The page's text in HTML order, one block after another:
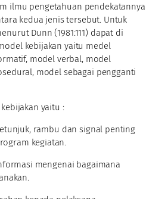
ilmu pengetahuan pendekatannya
kedua jenis tersebut. Untuk
Dunn (1981:111) dapat di
kebijakan yaitu medel
model verbal, model
model sebagai pengganti
yaitu :
rambu dan signal penting
kegiatan.
mengenai bagaimana